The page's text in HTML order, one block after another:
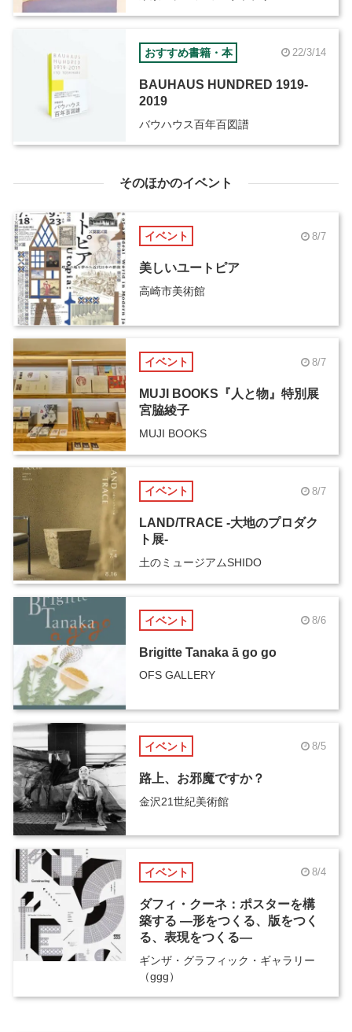
おすすめ書籍・本 22/3/14
BAUHAUS HUNDRED 1919-
2019
バウハウス百年百図譜
そのほかのイベント
イベント 8/7
美しいユートピア
高崎市美術館
イベント 8/7
MUJI BOOKS『人と物』特別展
宮脇綾子
MUJI BOOKS
イベント 8/7
LAND/TRACE -大地のプロダク
ト展-
土のミュージアムSHIDO
イベント 8/6
Brigitte Tanaka ā go go
OFS GALLERY
イベント 8/5
路上、お邪魔ですか？
金沢21世紀美術館
イベント 8/4
ダフィ・クーネ：ポスターを構
築する ―形をつくる、版をつく
る、表現をつくる―
ギンザ・グラフィック・ギャラリー
（ggg）